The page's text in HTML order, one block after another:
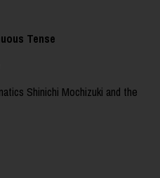
Tense
Shinichi Mochizuki and the